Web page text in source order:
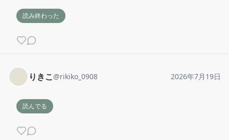
読み終わった
りきこ@rikiko_0908 2026年7月19日
読んでる